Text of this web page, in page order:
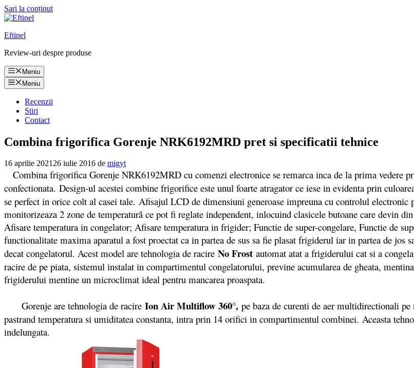
Sari la conținut
Eftinel
Review-uri despre produse
Meniu
Meniu
Recenzii
Stiri
Contact
Combina frigorifica Gorenje NRK6192MRD pret si specificatii tehnice
16 aprilie 202126 iulie 2016 de migyt
Combina frigorifica Gorenje NRK6192MRD cu comenzi electronice se remarca inca de la prima vedere
confectionata. Design-ul acestei combine frigorifice este unul foarte atragator ce iese in evidenta prin
se perfect in orice colt al casei tale. Afisajul LCD de dimensiuni generoase impreuna cu controlul
monitorizeaza 2 zone de temperatură ce pot fi reglate independent, inlocuind clasicele butoane care devin
Afisare temperatura in congelator; Afisare temperatura in frigider; Functie de super-congelare, Functie de
functionalitate maxima aparatul a fost proectat ca in partea de sus sa fie plasat frigiderul iar in partea de
decat congelatorul. Acest model are tehnologia de racire No Frost automat atat a frigiderului cat si a
racire de pe piata, sistemul instalat in compartimentul congelatorului, previne acumularea de gheata,
frigiderului mentine un microclimat ideal pentru mancarea proaspata.
Gorenje are tehnologia de racire Ion AirMultiflow 360°, pe baza de curenti de aer multidirectionali
pastrand temperatura si umiditatea constanta, intra prin 14 orifici in compartimentul combinei. Aceasta
indelungata.